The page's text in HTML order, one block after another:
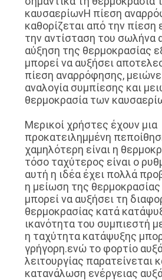
καυσαερίωνΗ πίεση
καθορίζεται από την πίεση
την αντίσταση του σωλήνα
αύξηση της θερμοκρασίας
μπορεί να αυξήσει
πίεση αναρρόφησης,
αναλογία συμπίεσης και
θερμοκρασία των
Μερικοί χρήστες έχουν μια
προκατειλημμένη
χαμηλότερη είναι η
τόσο ταχύτερος είναι ο
αυτή η ιδέα έχει πολλά
η μείωση της θερμοκρασίας
μπορεί να αυξήσει τη
θερμοκρασίας κατά
ικανότητα του συμπιεστή
η ταχύτητα κατάψυξης
γρήγορη.ενώ το φορτίο
λειτουργίας παρατείνεται
κατανάλωση ενέργειας